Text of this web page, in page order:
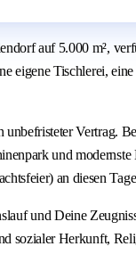
auf 5.000 m²,
Tischlerei,
Vertrag.
und
an diesen
und Deine
Herkunft,